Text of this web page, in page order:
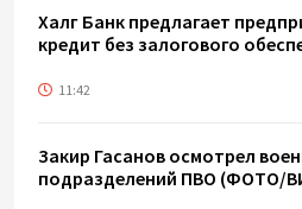
Халг Банк предлагает
кредит без залогового
11:42
Закир Гасанов осмотрел
подразделений ПВО (ФОТО/